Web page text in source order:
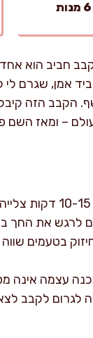
חביב הוא
אמן, שגרם
שף. הקבב הזה
– ומאז השם
ההכנה של קבב
לרגש את החך
בטעמים
עצמה אינה
לגרום לקבב